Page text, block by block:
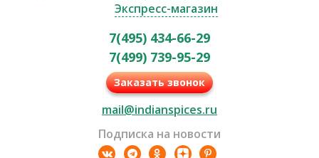
Экспресс-магазин
7(495) 434-66-29
7(499) 739-95-29
Заказать звонок
mail@indianspices.ru
Подписка на новости